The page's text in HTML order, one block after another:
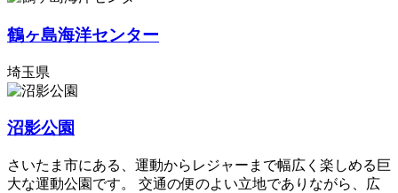
鶴ヶ島海洋センター
埼玉県
沼影公園
さいたま市にある、運動からレジャーまで幅広く楽しめる巨
大な運動公園です。 交通の便のよい立地でありながら、広